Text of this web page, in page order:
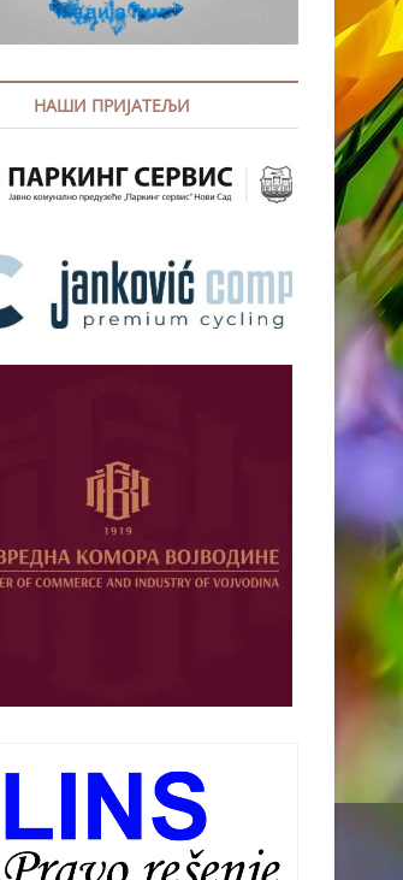
НАШИ ПРИЈАТЕЉИ